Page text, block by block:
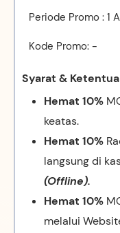
Periode Promo : 1
Kode Promo: -
Syarat &
Hemat 10%
keatas.
Hemat 10%
langsung di
(Offline).
Hemat 10%
melalui